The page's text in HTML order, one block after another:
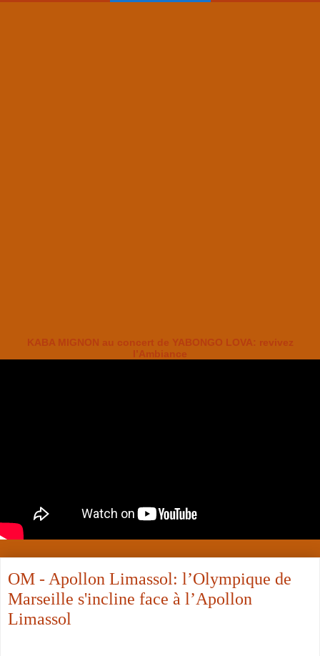
KABA MIGNON au concert de YABONGO LOVA: revivez
l’Ambiance
OM - Apollon Limassol: l’Olympique de
Marseille s'incline face à l’Apollon
Limassol